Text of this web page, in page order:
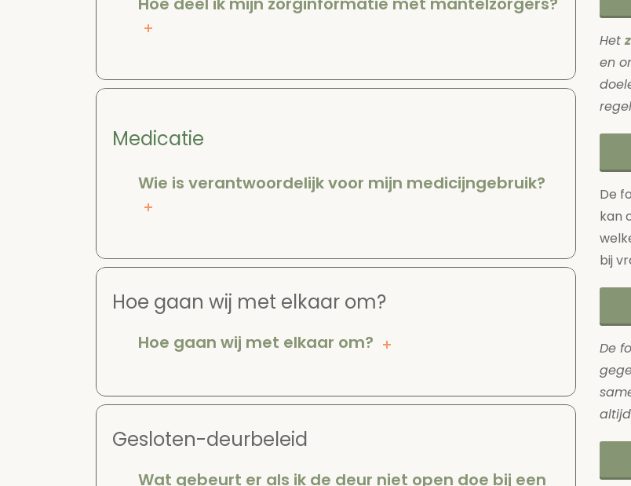
Medicatie
Wie is verantwoordelijk voor mijn medicijngebruik?
Hoe gaan wij met elkaar om?
Hoe gaan wij met elkaar om?
Gesloten-deurbeleid
Wat gebeurt er als ik de deur niet open doe bij een
Het
en
De
kan
bij
De